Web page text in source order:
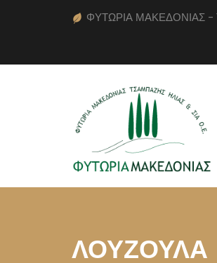
ΦΥΤΩΡΙΑ ΜΑΚΕΔΟΝΙΑΣ -
ΛΟΥΖΟΥΛΑ